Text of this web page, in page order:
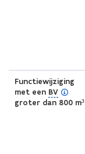
Functiewijziging
met een BV
(
o
groter dan 800 m³